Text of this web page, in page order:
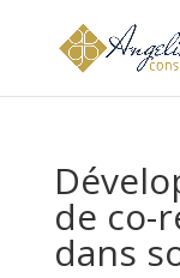
de co-
dans